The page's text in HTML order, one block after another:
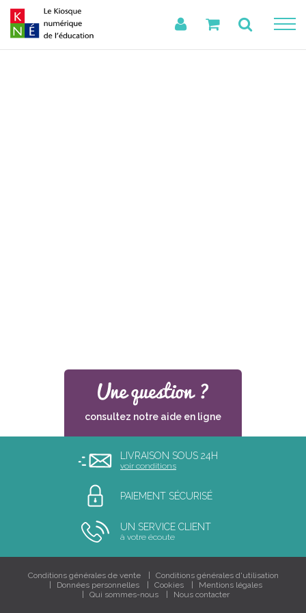
LIVRAISON SOUS 24H
voir conditions
PAIEMENT SÉCURISÉ
UN SERVICE CLIENT
à votre écoute
consultez notre aide en ligne
Conditions générales de vente
Conditions générales d'utilisation
Données personnelles
Cookies
Mentions légales
Qui sommes-nous
Nous contacter